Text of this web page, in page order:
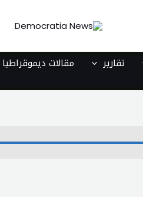
تقارير مقالات ديموقراطيا